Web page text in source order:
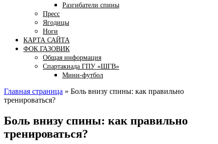
Разгибатели спины
Пресс
Ягодицы
Ноги
КАРТА САЙТА
ФОК ГАЗОВИК
Общая информация
Спартакиада ГПУ «ШГВ»
Мини-футбол
Главная страница » Боль внизу спины: как правильно
тренироваться?
Боль внизу спины: как правильно
тренироваться?